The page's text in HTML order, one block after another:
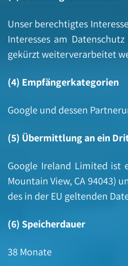
Unser berechtigtes
Interesses am
gekürzt weiterverarbeitet
(4) Empfängerkategorien
Google und dessen
(5) Übermittlung an ein
Google Ireland Limited ist
Mountain View, CA 94043)
des in der EU geltenden
(6) Speicherdauer
38 Monate